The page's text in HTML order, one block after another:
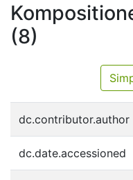
FAQ
(8)
dc.contributor.author
dc.date.accessioned